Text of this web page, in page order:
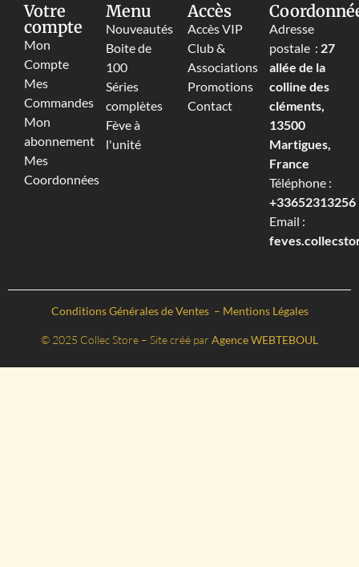
Votre
compte
Mon
Compte
Mes
Commandes
Mon
abonnement
Mes
Coordonnées
Menu
Nouveautés
Boite de
100
Séries
complètes
Fève à
l'unité
Accès
Accès VIP
Club &
Associations
Promotions
Contact
Adresse
postale : 27
allée de la
colline des
cléments,
13500
Martigues,
France
Téléphone :
+33652313256‬
Email :
Conditions Générales de Ventes – Mentions Légales
© 2025 Collec Store – Site créé par Agence WEBTEBOUL